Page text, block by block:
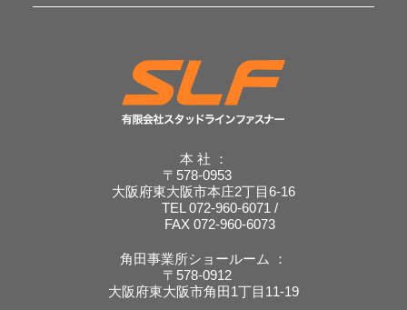
本 社 ：
〒578-0953
大阪府東大阪市本庄2丁目6-16
TEL 072-960-6071 /
FAX 072-960-6073
角田事業所ショールーム ：
〒578-0912
大阪府東大阪市角田1丁目11-19